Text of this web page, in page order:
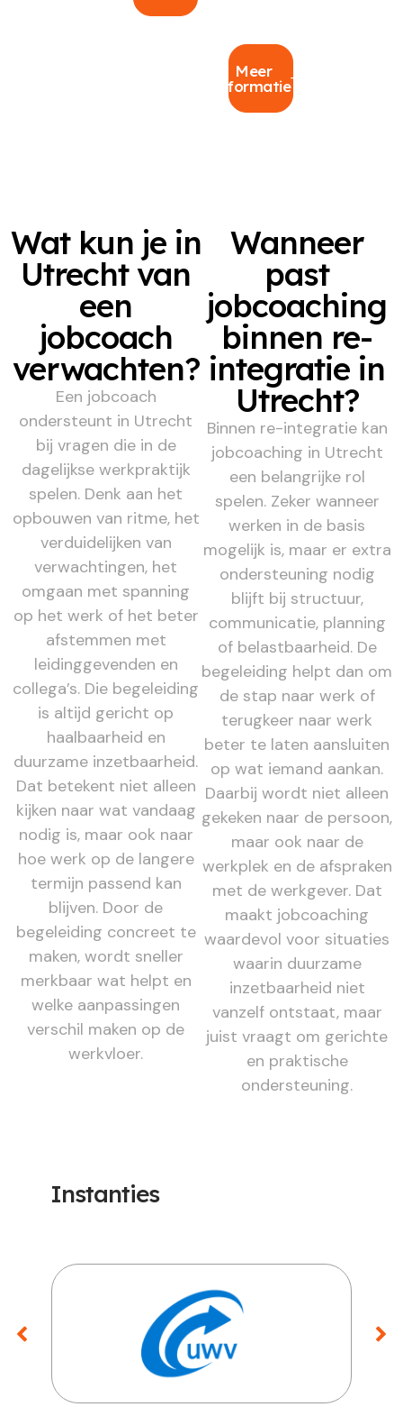
Meer
informatie
Wat kun je in
Utrecht van
een
jobcoach
verwachten?
Een jobcoach
ondersteunt in Utrecht
bij vragen die in de
dagelijkse werkpraktijk
spelen. Denk aan het
opbouwen van ritme, het
verduidelijken van
verwachtingen, het
omgaan met spanning
op het werk of het beter
afstemmen met
leidinggevenden en
collega’s. Die begeleiding
is altijd gericht op
haalbaarheid en
duurzame inzetbaarheid.
Dat betekent niet alleen
kijken naar wat vandaag
nodig is, maar ook naar
hoe werk op de langere
termijn passend kan
blijven. Door de
begeleiding concreet te
maken, wordt sneller
merkbaar wat helpt en
welke aanpassingen
verschil maken op de
werkvloer.
Wanneer
past
jobcoaching
binnen re-
integratie in
Utrecht?
Binnen re-integratie kan
jobcoaching in Utrecht
een belangrijke rol
spelen. Zeker wanneer
werken in de basis
mogelijk is, maar er extra
ondersteuning nodig
blijft bij structuur,
communicatie, planning
of belastbaarheid. De
begeleiding helpt dan om
de stap naar werk of
terugkeer naar werk
beter te laten aansluiten
op wat iemand aankan.
Daarbij wordt niet alleen
gekeken naar de persoon,
maar ook naar de
werkplek en de afspraken
met de werkgever. Dat
maakt jobcoaching
waardevol voor situaties
waarin duurzame
inzetbaarheid niet
vanzelf ontstaat, maar
juist vraagt om gerichte
en praktische
ondersteuning.
Instanties